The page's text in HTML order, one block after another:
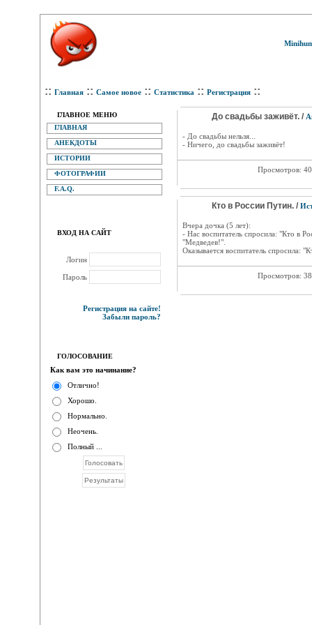
:: Главная :: Самое новое :: Статистика :: Регистрация ::
ГЛАВНОЕ МЕНЮ
ГЛАВНАЯ
АНЕКДОТЫ
ИСТОРИИ
ФОТОГРАФИИ
F.A.Q.
ВХОД НА САЙТ
Логин
Пароль
Регистрация на сайте!
Забыли пароль?
ГОЛОСОВАНИЕ
Как вам это начинание?
Отлично!
Хорошо.
Нормально.
Неочень.
Полный ...
До свадьбы заживёт. /
- До свадьбы нельзя...
- Ничего, до свадьбы заживёт!
Просмотров:
Кто в России Путин. /
Вчера дочка (5 лет):
- Нас воспитатель спросила: "Кто в
"Медведев!".
Оказывается воспитатель спросила:
Просмотров: